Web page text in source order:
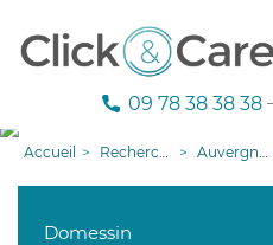
09 78 38 38 38
Accueil Recherche aide à domicile Auvergne-Rhône-Alpes